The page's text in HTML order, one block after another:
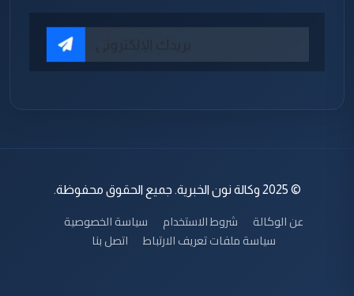
© 2025 وكالة نون الخبرية. جميع الحقوق محفوظة.
عن الوكالة شروط الاستخدام
سياسة الخصوصية
سياسة ملفات تعريف الارتباط
اتصل بنا